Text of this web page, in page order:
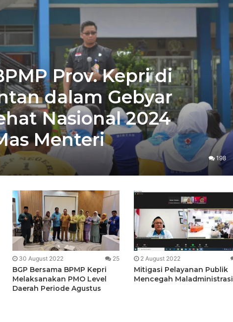
Prov. Kepri di
dalam Gebyar
Nasional 2024
Menteri
198
30 August 2022 25
BGP Bersama BPMP Kepri
Melaksanakan PMO Level
Daerah Periode Agustus
2 August 2022
Mitigasi Pelayanan Publik
Mencegah Maladministrasi